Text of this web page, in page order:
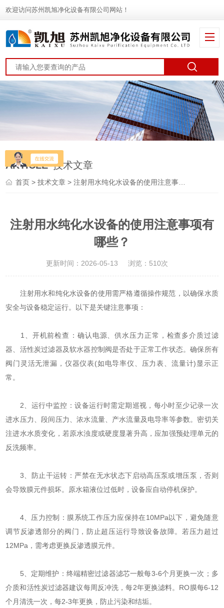
欢迎访问苏州凯旭净化设备有限公司网站！
ARTICLE 技术文章
首页 >技术文章 > 注射用水纯化水设备的使用注意事项有哪些？
注射用水纯化水设备的使用注意事项有
哪些？
更新时间：2026-05-13 浏览：510次
注射用水和纯化水设备的使用需严格遵循操作规范‌，以确保水质
安全与设备稳定运行。以下是关键注意事项：
‌1、开机前检查‌：确认电源、供水压力正常，检查多介质过滤
器、活性炭过滤器及软水器控制阀是否处于正常工作状态。确保所有
阀门灵活无泄漏，仪器仪表(如电导率仪、压力表、流量计)显示正
常。
‌2、运行中监控‌：设备运行时需定期巡视，每小时至少记录一次
进水压力、段间压力、浓水流量、产水流量及电导率等参数。密切关
注进水水质变化，若原水浊度或硬度显著升高，应加强预处理单元的
反洗频率。
‌3、防止干运转‌：严禁在无水状态下启动高压泵或增压泵，否则
会导致膜元件损坏。原水箱液位过低时，设备应自动停机保护。
‌4、压力控制‌：膜系统工作压力应保持在10MPa以下，避免随意
调节反渗透部分的阀门，防止超压运行导致设备故障。若压力超过
12MPa，需考虑更换反渗透膜元件。
‌5、定期维护‌：终端精密过滤器滤芯一般每3-6个月更换一次；多
介质和活性炭过滤器建议每周反冲洗，每2年更换滤料。RO膜每6-12
个月清洗一次，每2-3年更换，防止污染和结垢。